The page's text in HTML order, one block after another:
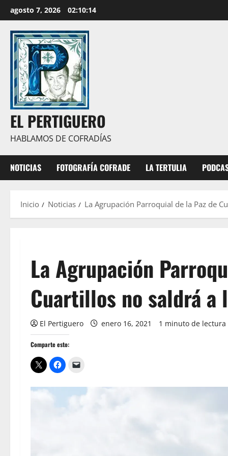
al
contenido
agosto 7, 2026 02:10:16
EL PERTIGUERO
HABLAMOS DE COFRADÍAS
NOTICIAS FOTOGRAFÍA COFRADE LA TERTULIA
Inicio Noticias La Agrupación Parroquial de la Paz de
La Agrupación
Cuartillos no saldrá a
El Pertiguero enero 16, 2021 1 minuto de lectura
Comparte esto: